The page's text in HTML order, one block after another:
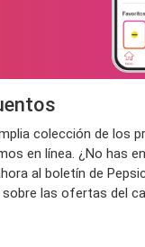
colección de los
en línea. ¿No has
al boletín de
las ofertas del